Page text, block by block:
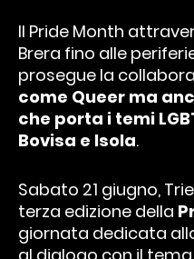
Il Pride Month
Brera fino alle
prosegue la
come Queer ma
che porta i temi
Bovisa e Isola.
Sabato 21 giugno,
terza edizione della
giornata dedicata